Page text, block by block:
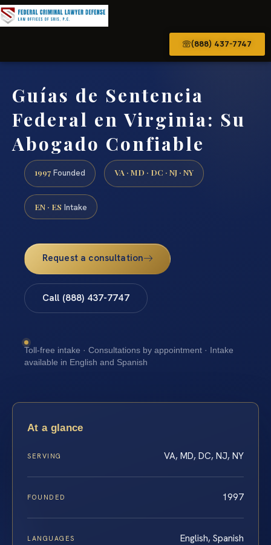
(888) 437-7747
Guías de Sentencia
Federal en Virginia: Su
Abogado Confiable
1997 Founded VA · MD · DC · NJ · NY
EN · ES Intake
Request a consultation
Call (888) 437-7747
Toll-free intake · Consultations by appointment · Intake
available in English and Spanish
At a glance
SERVING VA, MD, DC, NJ, NY
FOUNDED 1997
LANGUAGES English, Spanish